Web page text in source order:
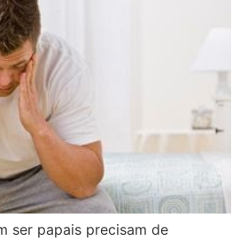
ser papais precisam de